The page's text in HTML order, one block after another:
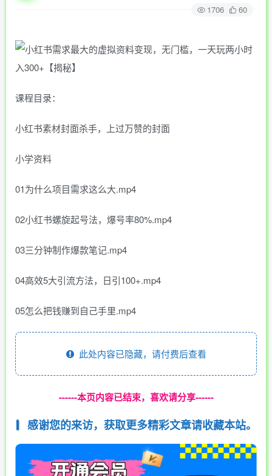
1706 60
课程目录：
小红书素材封面杀手，上过万赞的封面
小学资料
01为什么项目需求这么大.mp4
02小红书螺旋起号法，爆号率80%.mp4
03三分钟制作爆款笔记.mp4
04高效5大引流方法，日引100+.mp4
05怎么把钱赚到自己手里.mp4
此处内容已隐藏，请付费后查看
------本页内容已结束，喜欢请分享------
感谢您的来访，获取更多精彩文章请收藏本站。